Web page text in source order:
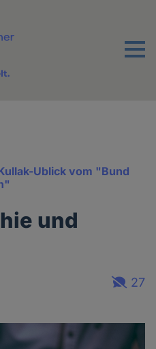
Menu
Ublick vom "Bund
und
27